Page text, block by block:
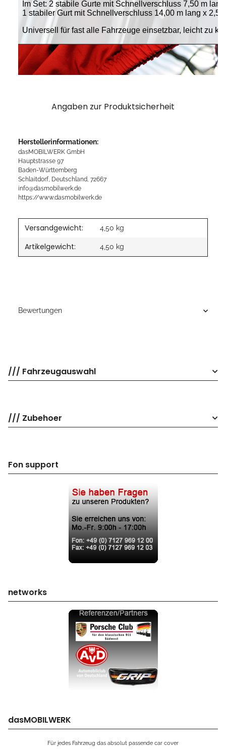
Angaben zur Produktsicherheit
Herstellerinformationen:
dasMOBILWERK GmbH
Hauptstrasse 97
Baden-Württemberg
Schlaitdorf, Deutschland, 72667
info@dasmobilwerk.de
https://www.dasmobilwerk.de
Versandgewicht: 4,50 kg
Artikelgewicht: 4,50 kg
Bewertungen
/// Fahrzeugauswahl
/// Zubehoer
Fon support
networks
dasMOBILWERK
Für jedes Fahrzeug das absolut passende car cover